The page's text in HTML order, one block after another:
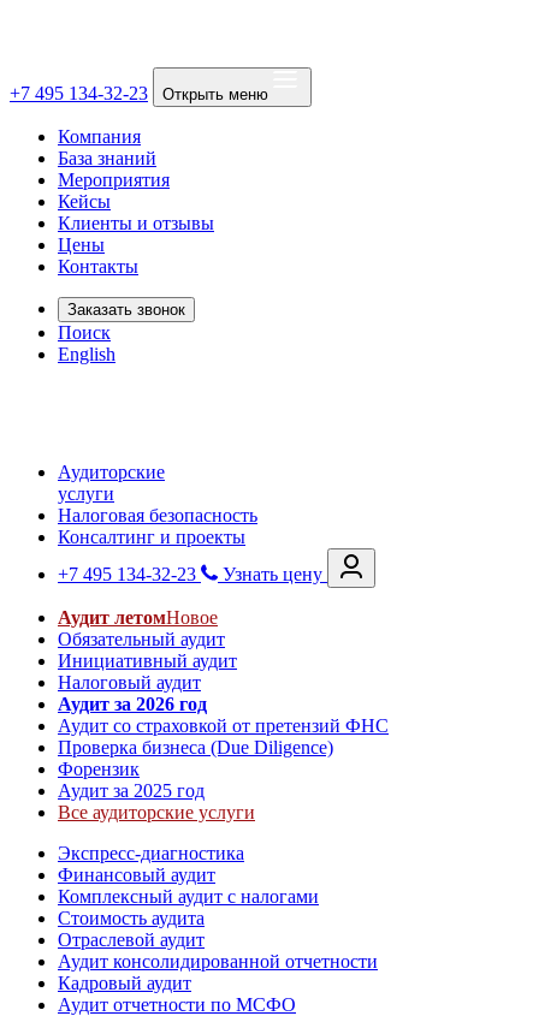
+7 495 134-32-23 Открыть меню
Компания
База знаний
Мероприятия
Кейсы
Клиенты и отзывы
Цены
Контакты
Заказать звонок
Поиск
English
Аудиторские
услуги
Налоговая безопасность
Консалтинг и проекты
+7 495 134-32-23
Узнать цену
Аудит летомНовое
Обязательный аудит
Инициативный аудит
Налоговый аудит
Аудит за 2026 год
Аудит со страховкой от претензий ФНС
Проверка бизнеса (Due Diligence)
Форензик
Аудит за 2025 год
Все аудиторские услуги
Экспресс-диагностика
Финансовый аудит
Комплексный аудит с налогами
Стоимость аудита
Отраслевой аудит
Аудит консолидированной отчетности
Кадровый аудит
Аудит отчетности по МСФО